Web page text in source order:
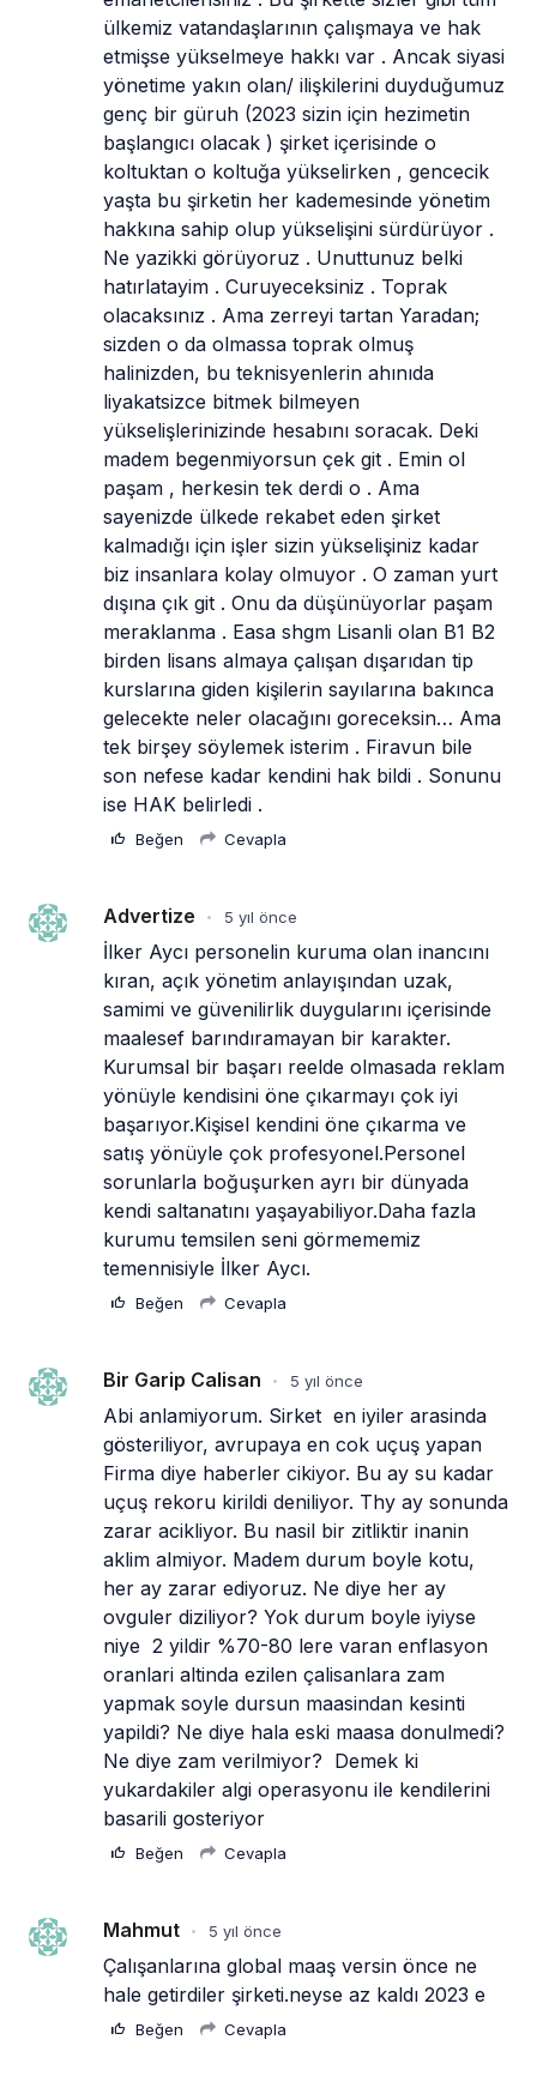
ülkemiz vatandaşlarının çalışmaya ve hak
etmişse yükselmeye hakkı var . Ancak siyasi
yönetime yakın olan/ ilişkilerini duyduğumuz
genç bir güruh (2023 sizin için hezimetin
başlangıcı olacak ) şirket içerisinde o
koltuktan o koltuğa yükselirken , gencecik
yaşta bu şirketin her kademesinde yönetim
hakkına sahip olup yükselişini sürdürüyor .
Ne yazikki görüyoruz . Unuttunuz belki
hatırlatayim . Curuyeceksiniz . Toprak
olacaksınız . Ama zerreyi tartan Yaradan;
sizden o da olmassa toprak olmuş
halinizden, bu teknisyenlerin ahınıda
liyakatsizce bitmek bilmeyen
yükselişlerinizinde hesabını soracak. Deki
madem begenmiyorsun çek git . Emin ol
paşam , herkesin tek derdi o . Ama
sayenizde ülkede rekabet eden şirket
kalmadığı için işler sizin yükselişiniz kadar
biz insanlara kolay olmuyor . O zaman yurt
dışına çık git . Onu da düşünüyorlar paşam
meraklanma . Easa shgm Lisanli olan B1 B2
birden lisans almaya çalışan dışarıdan tip
kurslarına giden kişilerin sayılarına bakınca
gelecekte neler olacağını goreceksin… Ama
tek birşey söylemek isterim . Firavun bile
son nefese kadar kendini hak bildi . Sonunu
ise HAK belirledi .
Beğen Cevapla
Advertize • 5 yıl önce
İlker Aycı personelin kuruma olan inancını
kıran, açık yönetim anlayışından uzak,
samimi ve güvenilirlik duygularını içerisinde
maalesef barındıramayan bir karakter.
Kurumsal bir başarı reelde olmasada reklam
yönüyle kendisini öne çıkarmayı çok iyi
başarıyor.Kişisel kendini öne çıkarma ve
satış yönüyle çok profesyonel.Personel
sorunlarla boğuşurken ayrı bir dünyada
kendi saltanatını yaşayabiliyor.Daha fazla
kurumu temsilen seni görmememiz
temennisiyle İlker Aycı.
Beğen Cevapla
Bir Garip Calisan • 5 yıl önce
Abi anlamiyorum. Sirket  en iyiler arasinda
gösteriliyor, avrupaya en cok uçuş yapan
Firma diye haberler cikiyor. Bu ay su kadar
uçuş rekoru kirildi deniliyor. Thy ay sonunda
zarar acikliyor. Bu nasil bir zitliktir inanin
aklim almiyor. Madem durum boyle kotu,
her ay zarar ediyoruz. Ne diye her ay
ovguler diziliyor? Yok durum boyle iyiyse
niye  2 yildir %70-80 lere varan enflasyon
oranlari altinda ezilen çalisanlara zam
yapmak soyle dursun maasindan kesinti
yapildi? Ne diye hala eski maasa donulmedi?
Ne diye zam verilmiyor?  Demek ki
yukardakiler algi operasyonu ile kendilerini
basarili gosteriyor
Beğen Cevapla
Mahmut • 5 yıl önce
Çalışanlarına global maaş versin önce ne
hale getirdiler şirketi.neyse az kaldı 2023 e
Beğen Cevapla